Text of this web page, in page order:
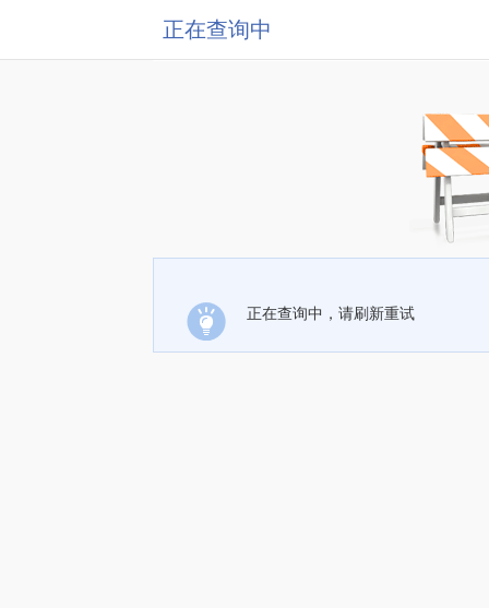
正在查询中
正在查询中，请刷新重试